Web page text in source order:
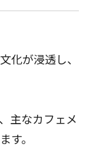
化が浸透し、
主なカフェメ
す。